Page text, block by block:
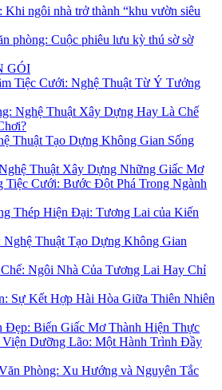
Khi ngôi nhà trở thành “khu vườn siêu
phòng: Cuộc phiêu lưu kỳ thú sờ sờ
GÓI
Tiệc Cưới: Nghệ Thuật Từ Ý Tưởng
Nghệ Thuật Xây Dựng Hay Là Chế
Thuật Tạo Dựng Không Gian Sống
Thuật Xây Dựng Những Giấc Mơ
Tiệc Cưới: Bước Đột Phá Trong Ngành
Thép Hiện Đại: Tương Lai của Kiến
Thuật Tạo Dựng Không Gian
Ngôi Nhà Của Tương Lai Hay Chỉ
Sự Kết Hợp Hài Hòa Giữa Thiên Nhiên
Đẹp: Biến Giấc Mơ Thành Hiện Thực
Dưỡng Lão: Một Hành Trình Đầy
Phòng: Xu Hướng và Nguyên Tắc